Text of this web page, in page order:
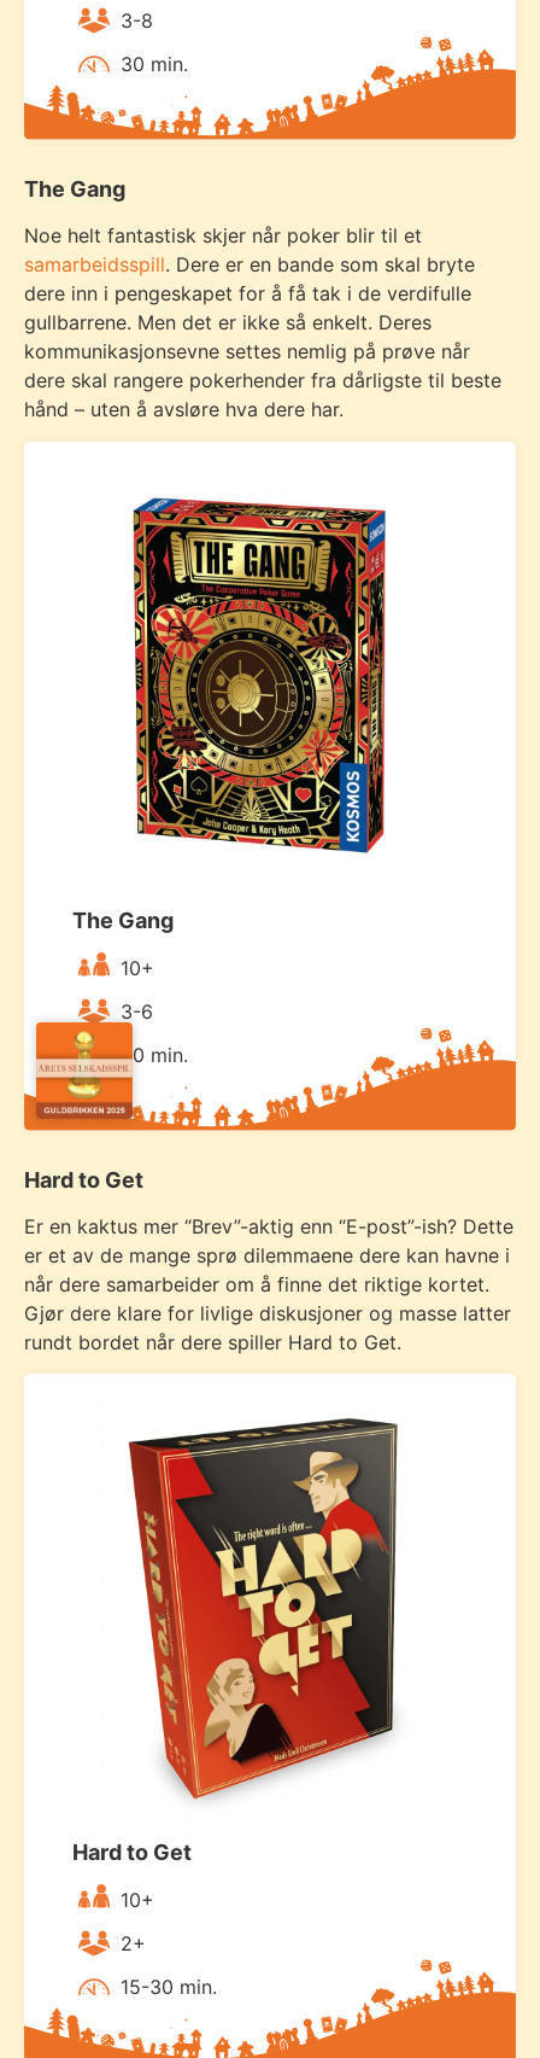
3-8
30 min.
The Gang
Noe helt fantastisk skjer når poker blir til et
samarbeidsspill. Dere er en bande som skal bryte
dere inn i pengeskapet for å få tak i de verdifulle
gullbarrene. Men det er ikke så enkelt. Deres
kommunikasjonsevne settes nemlig på prøve når
dere skal rangere pokerhender fra dårligste til beste
hånd – uten å avsløre hva dere har.
The Gang
10+
3-6
20 min.
Hard to Get
Er en kaktus mer “Brev”-aktig enn “E-post”-ish? Dette
er et av de mange sprø dilemmaene dere kan havne i
når dere samarbeider om å finne det riktige kortet.
Gjør dere klare for livlige diskusjoner og masse latter
rundt bordet når dere spiller Hard to Get.
Hard to Get
10+
2+
15-30 min.